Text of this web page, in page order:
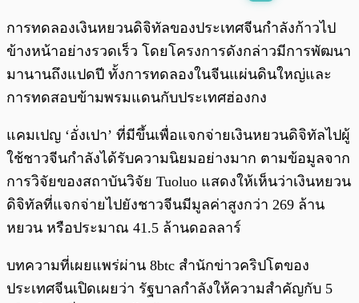
พร้อมเล่น 0:00 / 0:00
การทดลองเงินหยวนดิจิทัลของประเทศจีนกำลังก้าวไป
ข้างหน้าอย่างรวดเร็ว โดยโครงการดังกล่าวมีการพัฒนา
มานานถึงแปดปี ทั้งการทดลองในจีนแผ่นดินใหญ่และ
การทดสอบข้ามพรมแดนกับประเทศฮ่องกง
แคมเปญ ‘อั่งเปา’ ที่มีขึ้นเพื่อแจกจ่ายเงินหยวนดิจิทัลไปผู้
ใช้ชาวจีนกำลังได้รับความนิยมอย่างมาก ตามข้อมูลจาก
การวิจัยของสถาบันวิจัย Tuoluo แสดงให้เห็นว่าเงินหยวน
ดิจิทัลที่แจกจ่ายไปยังชาวจีนมีมูลค่าสูงกว่า 269 ล้าน
หยวน หรือประมาณ 41.5 ล้านดอลลาร์
บทความที่เผยแพร่ผ่าน 8btc สำนักข่าวคริปโตของ
ประเทศจีนเปิดเผยว่า รัฐบาลกำลังให้ความสำคัญกับ 5